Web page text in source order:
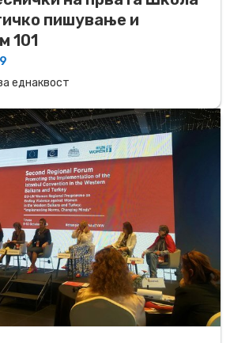
пишување и
101
еднаквост